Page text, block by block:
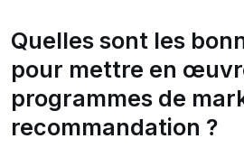
Quelles sont les
pour mettre en
programmes de
recommandation ?